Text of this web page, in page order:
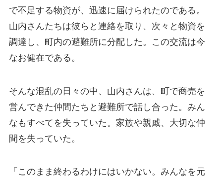
で不足する物資が、迅速に届けられたのである。
山内さんたちは彼らと連絡を取り、次々と物資を
調達し、町内の避難所に分配した。この交流は今
なお健在である。
そんな混乱の日々の中、山内さんは、町で商売を
営んできた仲間たちと避難所で話し合った。みん
なもすべてを失っていた。家族や親戚、大切な仲
間を失っていた。
「このまま終わるわけにはいかない。みんなを元